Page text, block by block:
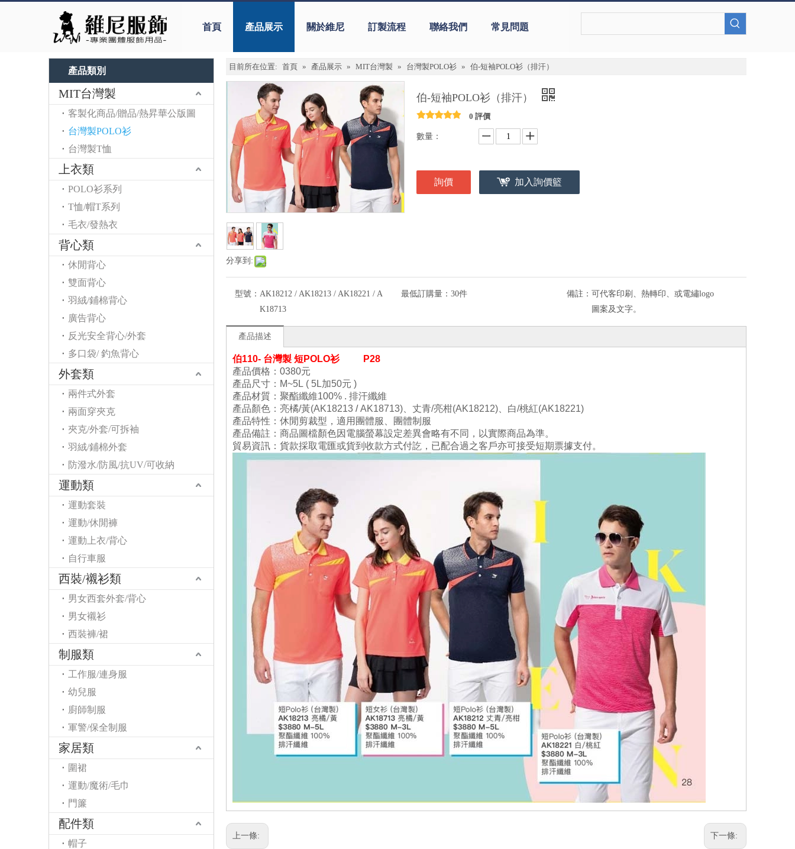
首頁 產品展示 關於維尼 訂製流程 聯絡我們 常見問題
產品類別
MIT台灣製
客製化商品/贈品/熱昇華公版圖
台灣製POLO衫
台灣製T恤
上衣類
POLO衫系列
T恤/帽T系列
毛衣/發熱衣
背心類
休閒背心
雙面背心
羽絨/鋪棉背心
廣告背心
反光安全背心/外套
多口袋/ 釣魚背心
外套類
兩件式外套
兩面穿夾克
夾克/外套/可拆袖
羽絨/鋪棉外套
防潑水/防風/抗UV/可收納
運動類
運動套裝
運動/休閒褲
運動上衣/背心
自行車服
西裝/襯衫類
男女西套外套/背心
男女襯衫
西裝褲/裙
制服類
工作服/連身服
幼兒服
廚師制服
軍警/保全制服
家居類
圍裙
運動/魔術/毛巾
門簾
配件類
帽子
目前所在位置: 首頁 » 產品展示 » MIT台灣製 » 台灣製POLO衫 » 伯-短袖POLO衫（排汗）
分享到:
伯-短袖POLO衫（排汗）
0 評價
數量：
詢價 加入詢價籃
型號： AK18212 / AK18213 / AK18221 / A
K18713
最低訂購量： 30件 備註： 可代客印刷、熱轉印、或電繡logo
圖案及文字。
產品描述
伯110- 台灣製 短POLO衫
P28
產品價格：0380元
產品尺寸 ：M~5L ( 5L加50元 )
產品材質 ： 聚酯纖維100% . 排汗纖維
產品顏色 ：亮橘/黃(AK18213 /AK18713) 丈青/亮柑(AK18212) 、白/桃紅(AK18221)
產品特性 ： 休閒剪裁型 ， 適用團體服、團體制服
產品備註：商品圖檔顏色因電腦螢幕設定差異會略有不同，以實際商品為準。
貿易資訊：貨款採取電匯或貨到收款方式付訖，已配合過之客戶亦可接受短期票據支付。
上一條: 下一條: